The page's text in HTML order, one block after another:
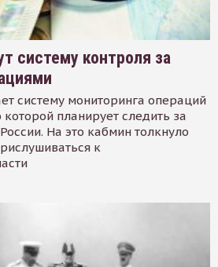
систему контроля за
систему мониторинга операций
планирует следить за
На это кабмин толкнуло
к